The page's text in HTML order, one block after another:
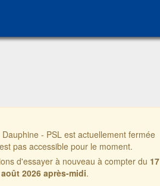
- PSL est actuellement fermée
pas accessible pour le moment.
d'essayer à nouveau à compter du 17
août 2026 après-midi.